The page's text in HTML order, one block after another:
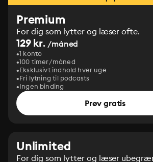
Premium
For dig som lytter og læser ofte.
129 kr. /måned
1 konto
100 timer/måned
Eksklusivt indhold hver uge
Fri lytning til podcasts
Ingen binding
Prøv gratis
Unlimited
For dig som lytter og læser